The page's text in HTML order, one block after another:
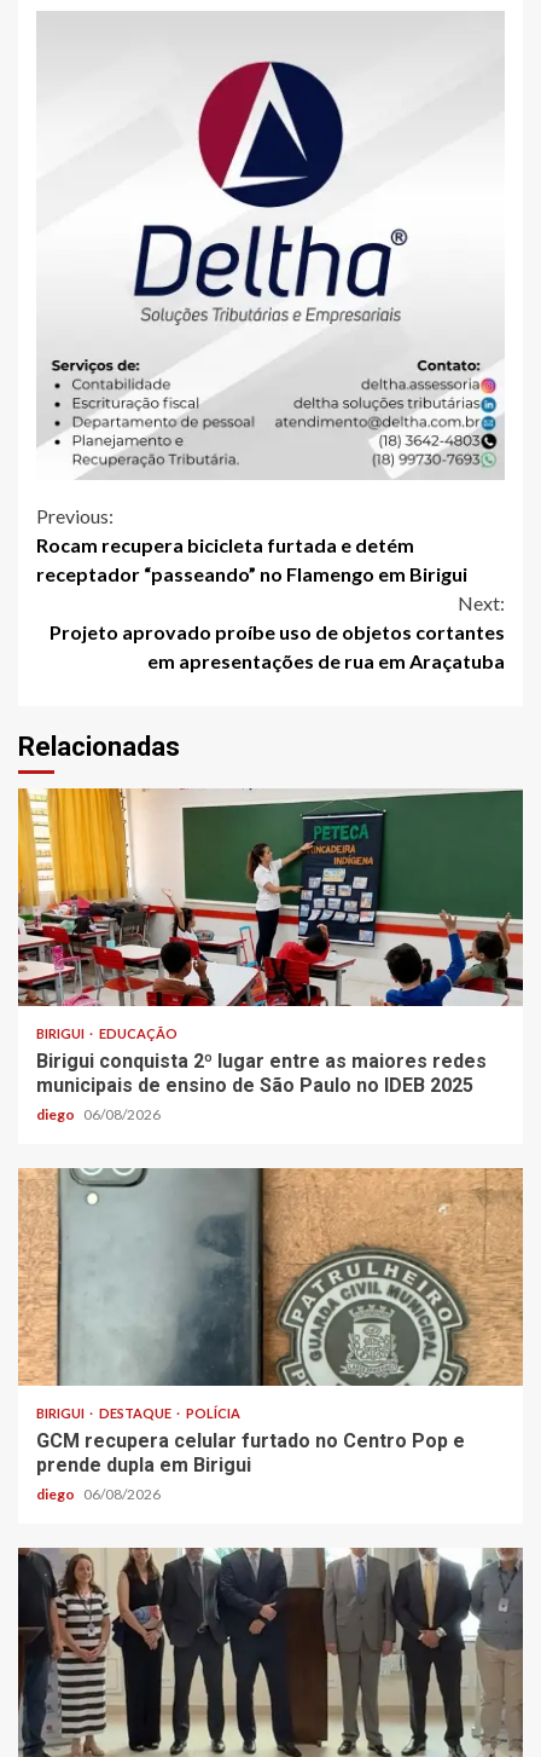
Continue
Reading
Previous:
Rocam recupera bicicleta furtada e detém
receptador “passeando” no Flamengo em Birigui
Next:
Projeto aprovado proíbe uso de objetos cortantes
em apresentações de rua em Araçatuba
Relacionadas
BIRIGUI EDUCAÇÃO
Birigui conquista 2º lugar entre as maiores redes
municipais de ensino de São Paulo no IDEB 2025
diego 06/08/2026
BIRIGUI DESTAQUE POLÍCIA
GCM recupera celular furtado no Centro Pop e
prende dupla em Birigui
diego 06/08/2026